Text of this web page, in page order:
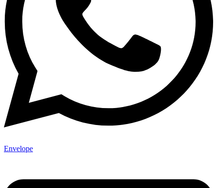
Envelope